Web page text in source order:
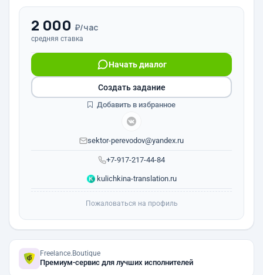
2 000 ₽/час
средняя ставка
+7-917-217-44-84
Начать диалог
sektor-perevodov@yandex.ru
kulichkina-translation.ru
Создать задание
Добавить в избранное
Пожаловаться на профиль
Freelance.Boutique
Премиум-сервис для лучших исполнителей